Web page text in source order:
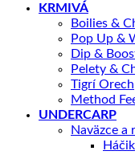
KRMIVÁ
Boilies &
Pop Up &
Dip &
Pelety &
Tigrí Orech
Method
UNDERCARP
Naväzce a